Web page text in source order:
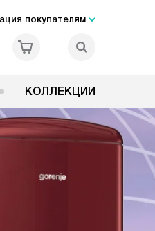
покупателям
КОЛЛЕКЦИИ